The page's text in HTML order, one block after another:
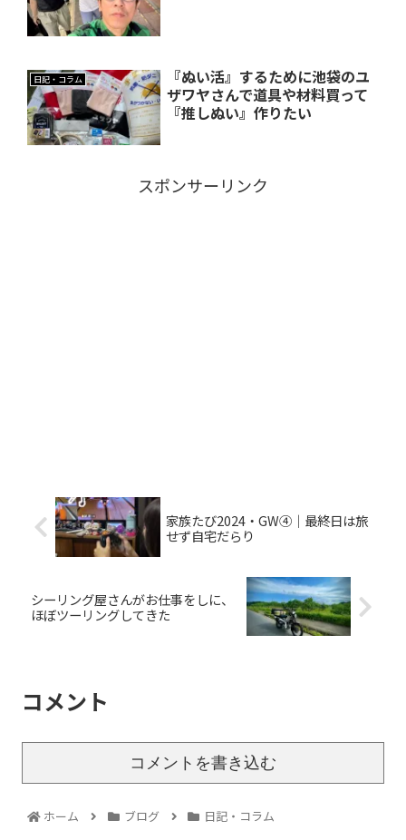
日記・コラム
『ぬい活』するために池袋のユ
ザワヤさんで道具や材料買って
『推しぬい』作りたい
スポンサーリンク
家族たび2024・GW④｜最終日は旅
せず自宅だらり
シーリング屋さんがお仕事をしに、
ほぼツーリングしてきた
コメント
コメントを書き込む
ホーム ブログ 日記・コラム